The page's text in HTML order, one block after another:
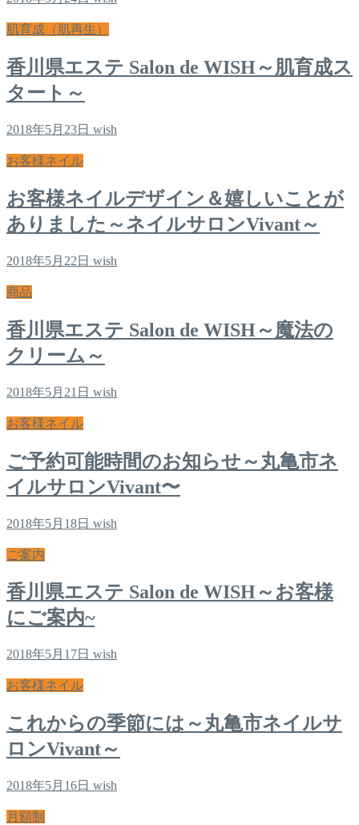
肌育成（肌再生）
香川県エステ Salon de WISH～肌育成ス
タート～
2018年5月23日 wish
お客様ネイル
お客様ネイルデザイン＆嬉しいことが
ありました～ネイルサロンVivant～
2018年5月22日 wish
商品
香川県エステ Salon de WISH～魔法の
クリーム～
2018年5月21日 wish
お客様ネイル
ご予約可能時間のお知らせ～丸亀市ネ
イルサロンVivant〜
2018年5月18日 wish
ご案内
香川県エステ Salon de WISH～お客様
にご案内~
2018年5月17日 wish
お客様ネイル
これからの季節には～丸亀市ネイルサ
ロンVivant～
2018年5月16日 wish
月額制